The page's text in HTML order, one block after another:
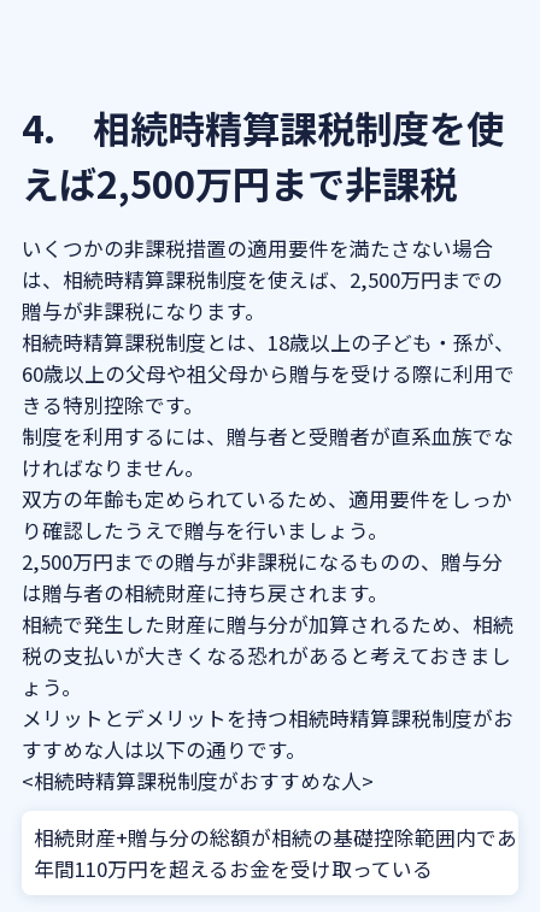
4. 相続時精算課税制度を使
えば2,500万円まで非課税
いくつかの非課税措置の適用要件を満たさない場合
は、相続時精算課税制度を使えば、2,500万円までの
贈与が非課税になります。
相続時精算課税制度とは、18歳以上の子ども・孫が、
60歳以上の父母や祖父母から贈与を受ける際に利用で
きる特別控除です。
制度を利用するには、贈与者と受贈者が直系血族でな
ければなりません。
双方の年齢も定められているため、適用要件をしっか
り確認したうえで贈与を行いましょう。
2,500万円までの贈与が非課税になるものの、贈与分
は贈与者の相続財産に持ち戻されます。
相続で発生した財産に贈与分が加算されるため、相続
税の支払いが大きくなる恐れがあると考えておきまし
ょう。
メリットとデメリットを持つ相続時精算課税制度がお
すすめな人は以下の通りです。
<相続時精算課税制度がおすすめな人>
相続財産+贈与分の総額が相続の基礎控除範囲内である
年間110万円を超えるお金を受け取っている